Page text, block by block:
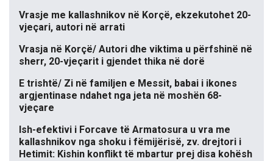
Vrasje me kallashnikov në Korçë, ekzekutohet 20-
vjeçari, autori në arrati
Vrasja në Korçë/ Autori dhe viktima u përfshinë në
sherr, 20-vjeçarit i gjendet thika në dorë
E trishtë/ Zi në familjen e Messit, babai i ikones
argjentinase ndahet nga jeta në moshën 68-
vjeçare
Ish-efektivi i Forcave të Armatosura u vra me
kallashnikov nga shoku i fëmijërisë, zv. drejtori i
Hetimit: Kishin konflikt të mbartur prej disa kohësh